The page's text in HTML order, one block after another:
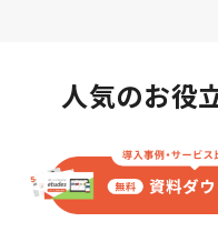
人気のお役